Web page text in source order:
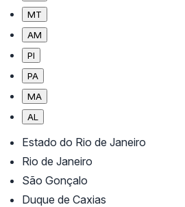
MT
AM
PI
PA
MA
AL
Estado do Rio de Janeiro
Rio de Janeiro
São Gonçalo
Duque de Caxias